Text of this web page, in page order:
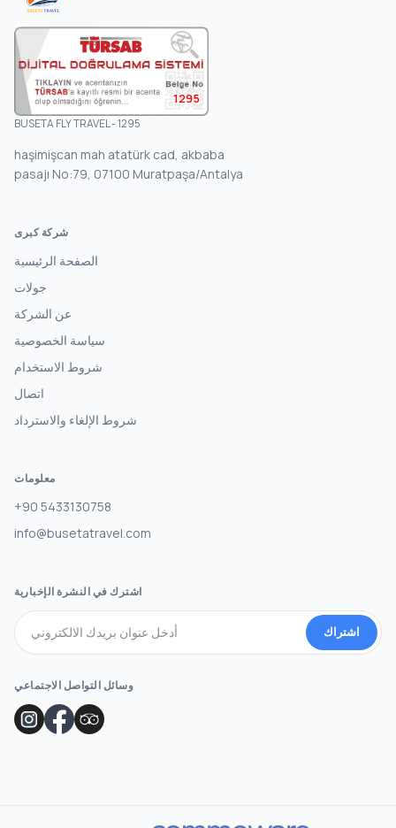
1295
BUSETA FLY TRAVEL - 1295
haşimişcan mah atatürk cad, akbaba
pasajı No:79, 07100 Muratpaşa/Antalya
شركة كبرى
الصفحة الرئيسية
جولات
عن الشركة
سياسة الخصوصية
شروط الاستخدام
اتصال
شروط الإلغاء والاسترداد
معلومات
+90 5433130758
info@busetatravel.com
اشترك في النشرة الإخبارية
اشتراك
وسائل التواصل الاجتماعي